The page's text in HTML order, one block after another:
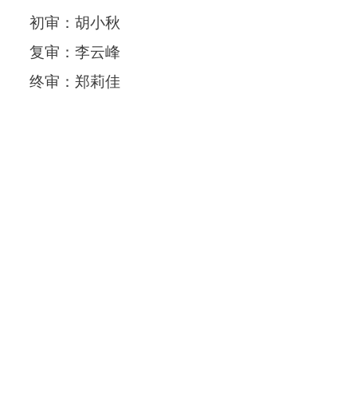
初审：胡小秋
复审：李云峰
终审：郑莉佳